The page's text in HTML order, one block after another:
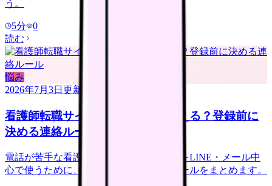
う。
5分
0
読む
悩み
2026年7月3日 更新
看護師転職サイトは電話なしで使える？登録前に
決める連絡ルール
電話が苦手な看護師さんへ。転職サイトをLINE・メール中
心で使うために、登録前に決める連絡ルールをまとめます。